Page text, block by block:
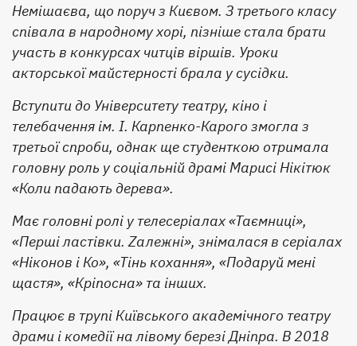
Немішаєва, що поруч з Києвом. З третього класу
співала в народному хорі, пізніше стала брати
участь в конкурсах читців віршів. Уроки
акторської майстерності брала у сусідки.
Вступити до Університету театру, кіно і
телебачення ім. І. Карпенко-Карого змогла з
третьої спроби, однак ще студенткою отримала
головну роль у соціальній драмі Марисі Нікітюк
«Коли падають дерева».
Має головні ролі у телесеріалах «Таємниці»,
«Перші ластівки. Zалежні», знімалася в серіалах
«Ніконов і Ко», «Тінь кохання», «Подаруй мені
щастя», «Кріпосна» та інших.
Працює в трупі Київського академічного театру
драми і комедії на лівому березі Дніпра. В 2018